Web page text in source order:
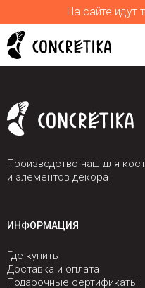
На сайте идут
Производство чаш для
и элементов декора
ИНФОРМАЦИЯ
Где купить
Доставка и оплата
Подарочные сертификаты